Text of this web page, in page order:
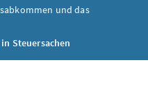
und das
Steuersachen